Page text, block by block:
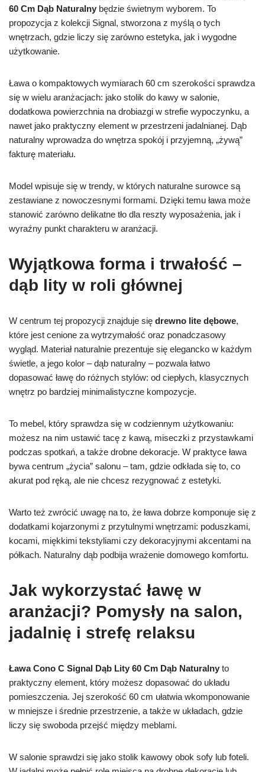
60 Cm Dąb Naturalny będzie świetnym wyborem. To
propozycja z kolekcji Signal, stworzona z myślą o tych
wnętrzach, gdzie liczy się zarówno estetyka, jak i wygodne
użytkowanie.
Ława o kompaktowych wymiarach 60 cm szerokości sprawdza
się w wielu aranżacjach: jako stolik do kawy w salonie,
dodatkowa powierzchnia na drobiazgi w strefie wypoczynku, a
nawet jako praktyczny element w przestrzeni jadalnianej. Dąb
naturalny wprowadza do wnętrza spokój i przyjemną, „żywą”
fakturę materiału.
Model wpisuje się w trendy, w których naturalne surowce są
zestawiane z nowoczesnymi formami. Dzięki temu ława może
stanowić zarówno delikatne tło dla reszty wyposażenia, jak i
wyraźny punkt charakteru w aranżacji.
Wyjątkowa forma i trwałość –
dąb lity w roli głównej
W centrum tej propozycji znajduje się drewno lite dębowe,
które jest cenione za wytrzymałość oraz ponadczasowy
wygląd. Materiał naturalnie prezentuje się elegancko w każdym
świetle, a jego kolor – dąb naturalny – pozwala łatwo
dopasować ławę do różnych stylów: od ciepłych, klasycznych
wnętrz po bardziej minimalistyczne kompozycje.
To mebel, który sprawdza się w codziennym użytkowaniu:
możesz na nim ustawić tacę z kawą, miseczki z przystawkami
podczas spotkań, a także drobne dekoracje. W praktyce ława
bywa centrum „życia” salonu – tam, gdzie odkłada się to, co
akurat pod ręką, ale nie chcesz rezygnować z estetyki.
Warto też zwrócić uwagę na to, że ława dobrze komponuje się z
dodatkami kojarzonymi z przytulnymi wnętrzami: poduszkami,
kocami, miękkimi tekstyliami czy dekoracyjnymi akcentami na
półkach. Naturalny dąb podbija wrażenie domowego komfortu.
Jak wykorzystać ławę w
aranżacji? Pomysły na salon,
jadalnię i strefę relaksu
Ława Cono C Signal Dąb Lity 60 Cm Dąb Naturalny to
praktyczny element, który możesz dopasować do układu
pomieszczenia. Jej szerokość 60 cm ułatwia wkomponowanie
w mniejsze i średnie przestrzenie, a także w układach, gdzie
liczy się swoboda przejść między meblami.
W salonie sprawdzi się jako stolik kawowy obok sofy lub foteli.